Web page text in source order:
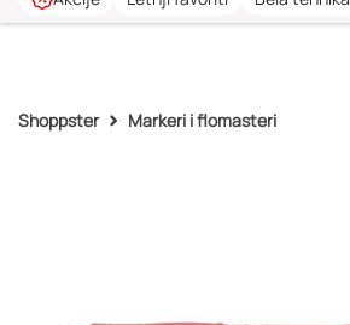
Shoppster Markeri i flomasteri